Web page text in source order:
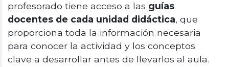
profesorado tiene acceso a las guías
docentes de cada unidad didáctica, que
proporciona toda la información necesaria
para conocer la actividad y los conceptos
clave a desarrollar antes de llevarlos al aula.